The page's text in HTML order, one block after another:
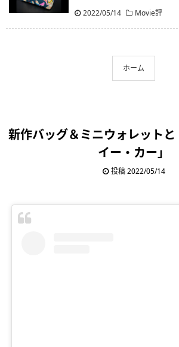
2022/05/14
Movie評
ホーム
新作バッグ＆ミニウォレット
イー・カー」
投稿 2022/05/14